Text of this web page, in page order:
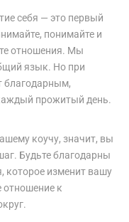
себя — это первый
понимайте и
отношения. Мы
язык. Но при
благодарным,
прожитый день.
коучу, значит, вы
Будьте благодарны
которое изменит вашу
отношение к